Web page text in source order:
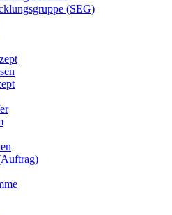
(SEG)